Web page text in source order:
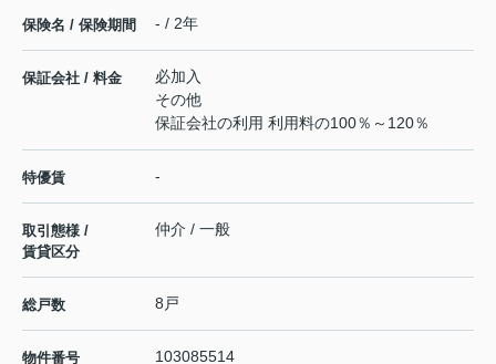
保険名 / 保険期間 - / 2年
保証会社 / 料金
必加入
その他
保証会社の利用 利用料の100％～120％
特優賃 -
取引態様 /
賃貸区分
仲介 / 一般
総戸数 8戸
物件番号 103085514